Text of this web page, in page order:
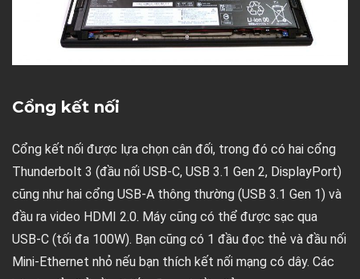
Cổng kết nối
Cổng kết nối được lựa chọn cân đối, trong đó có hai cổng
Thunderbolt 3 (đầu nối USB-C, USB 3.1 Gen 2, DisplayPort)
cũng như hai cổng USB-A thông thường (USB 3.1 Gen 1) và
đầu ra video HDMI 2.0. Máy cũng có thể được sạc qua
USB-C (tối đa 100W). Bạn cũng có 1 đầu đọc thẻ và đầu nối
Mini-Ethernet nhỏ nếu bạn thích kết nối mạng có dây. Các